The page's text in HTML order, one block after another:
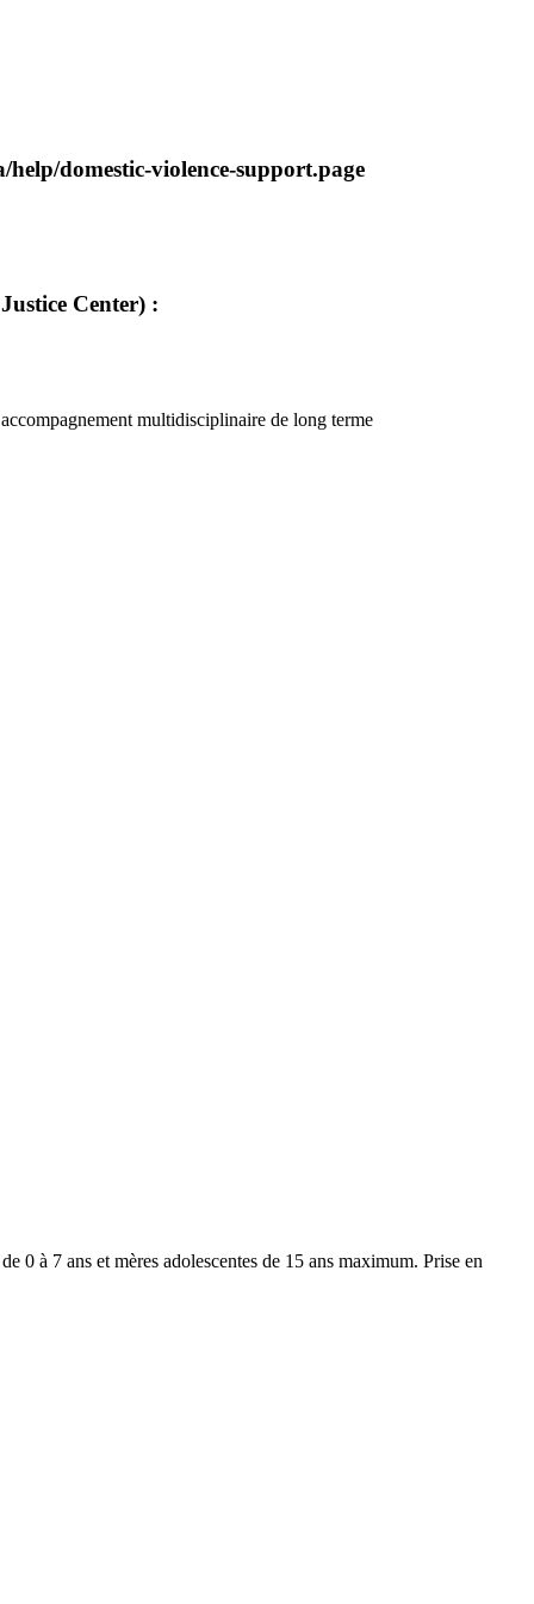
domestic-violence-support.page
Center) :
multidisciplinaire de long terme
0 à 7 ans et mères adolescentes de 15 ans maximum. Prise en